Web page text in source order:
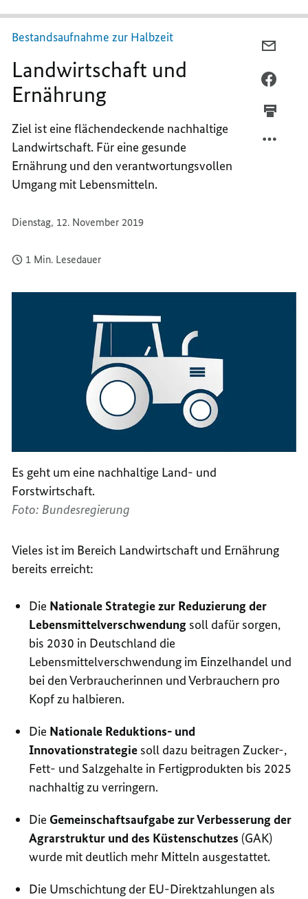
Bestandsaufnahme zur Halbzeit
Landwirtschaft und
Ernährung
Ziel ist eine flächendeckende nachhaltige
Landwirtschaft. Für eine gesunde
Ernährung und den verantwortungsvollen
Umgang mit Lebensmitteln.
Dienstag, 12. November 2019
1 Min. Lesedauer
Es geht um eine nachhaltige Land- und
Forstwirtschaft.
Foto: Bundesregierung
Vieles ist im Bereich Landwirtschaft und Ernährung
bereits erreicht:
Die Nationale Strategie zur Reduzierung der
Lebensmittelverschwendung soll dafür sorgen,
bis 2030 in Deutschland die
Lebensmittelverschwendung im Einzelhandel und
bei den Verbraucherinnen und Verbrauchern pro
Kopf zu halbieren.
Die Nationale Reduktions- und
Innovationstrategie soll dazu beitragen Zucker-,
Fett- und Salzgehalte in Fertigprodukten bis 2025
nachhaltig zu verringern.
Die Gemeinschaftsaufgabe zur Verbesserung der
Agrarstruktur und des Küstenschutzes (GAK)
wurde mit deutlich mehr Mitteln ausgestattet.
Die Umschichtung der EU-Direktzahlungen als